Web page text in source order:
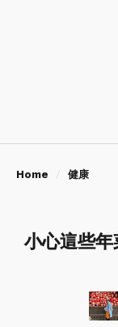
Home 健康
小心這些